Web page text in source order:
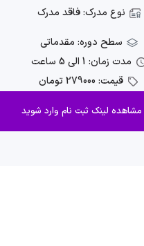
نوع مدرک: فاقد مدرک
سطح دوره: مقدماتی
مدت زمان: 1 الی 5 ساعت
قیمت: 279000 تومان
مشاهده لینک ثبت نام وارد شوید